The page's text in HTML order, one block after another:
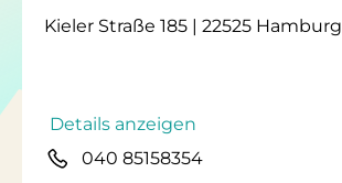
Kieler Straße 185 | 22525 Hamburg
Details anzeigen
040 85158354